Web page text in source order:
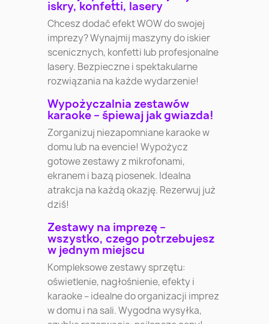
iskry, konfetti, lasery
Chcesz dodać efekt WOW do swojej
imprezy? Wynajmij maszyny do iskier
scenicznych, konfetti lub profesjonalne
lasery. Bezpieczne i spektakularne
rozwiązania na każde wydarzenie!
Wypożyczalnia zestawów
karaoke – śpiewaj jak gwiazda!
Zorganizuj niezapomniane karaoke w
domu lub na evencie! Wypożycz
gotowe zestawy z mikrofonami,
ekranem i bazą piosenek. Idealna
atrakcja na każdą okazję. Rezerwuj już
dziś!
Zestawy na imprezę –
wszystko, czego potrzebujesz
w jednym miejscu
Kompleksowe zestawy sprzętu:
oświetlenie, nagłośnienie, efekty i
karaoke – idealne do organizacji imprez
w domu i na sali. Wygodna wysyłka,